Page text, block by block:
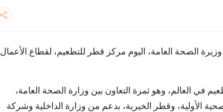
الصحة العامة، اليوم مركز قطر للتطعيم، لقطاع الأعمال
في العالم، وهو ثمرة التعاون بين وزارة الصحة العامة،
الأولية، وقطر الخيرية، بدعم من وزارة الداخلية وشركة